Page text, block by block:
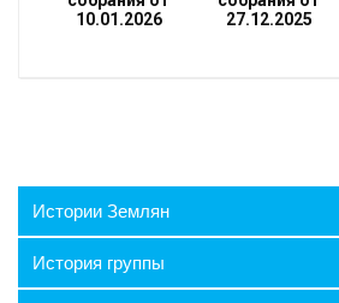
10.01.2026
27.12.2025
Истории Землян
История группы